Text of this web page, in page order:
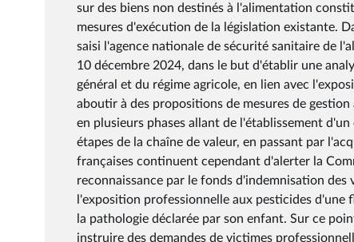
sur des biens non destinés à l'alimentation
mesures d'exécution de la législation existante.
saisi l'agence nationale de sécurité sanitaire de
10 décembre 2024, dans le but d'établir une
général et du régime agricole, en lien avec
aboutir à des propositions de mesures de
en plusieurs phases allant de l'établissement
étapes de la chaîne de valeur, en passant par
françaises continuent cependant d'alerter la
reconnaissance par le fonds d'indemnisation
l'exposition professionnelle aux pesticides d'une
la pathologie déclarée par son enfant. Sur ce
instruire des demandes de victimes